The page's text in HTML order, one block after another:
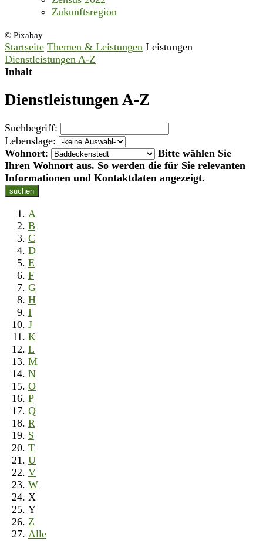
Zukunftsregion
© Pixabay
Startseite Themen & Leistungen Leistungen
Dienstleistungen A-Z
Inhalt
Dienstleistungen A-Z
Suchbegriff:
Lebenslage:
Wohnort:
Bitte wählen Sie
Ihren Wohnort aus. So werden die für Sie relevanten
Informationen und Kontaktdaten angezeigt.
suchen
A
B
C
D
E
F
G
H
I
J
K
L
M
N
O
P
Q
R
S
T
U
V
W
X
Y
Z
Alle